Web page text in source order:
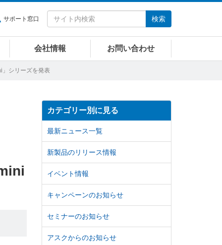
サポート窓口 検索
会社情報 お問い合わせ
シリーズを発表
カテゴリー別に見る
最新ニュース一覧
新製品のリリース情報
イベント情報
キャンペーンのお知らせ
セミナーのお知らせ
アスクからのお知らせ